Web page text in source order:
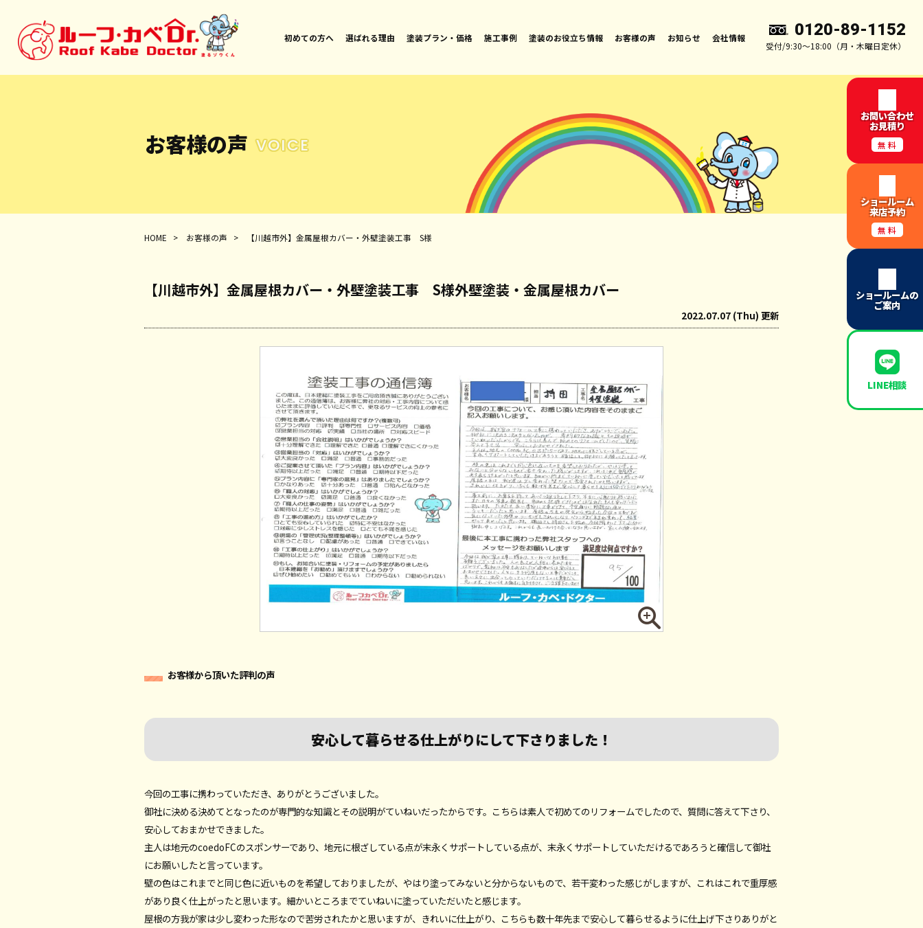
初めての方へ 選ばれる理由 塗装プラン・価格 施工事例 塗装のお役立ち情報 お客様の声 お知らせ 会社情報 0120-89-1152
受付/9:30～18:00（月・木曜日定休）
お客様の声 VOICE
HOME > お客様の声 > 【川越市外】金属屋根カバー・外壁塗装工事 S様
【川越市外】金属屋根カバー・外壁塗装工事 S様外壁塗装・金属屋根カバー
2022.07.07 (Thu) 更新
お客様から頂いた評判の声
安心して暮らせる仕上がりにして下さりました！
今回の工事に携わっていただき、ありがとうございました。
御社に決める決めてとなったのが専門的な知識とその説明がていねいだったからです。こちらは素人で初めてのリフォームでしたので、質問に答えて下さり、
安心しておまかせできました。
主人は地元のcoedoFCのスポンサーであり、地元に根ざしている点が末永くサポートしている点が、末永くサポートしていただけるであろうと確信して御社
にお願いしたと言っています。
壁の色はこれまでと同じ色に近いものを希望しておりましたが、やはり塗ってみないと分からないもので、若干変わった感じがしますが、これはこれで重厚感
があり良く仕上がったと思います。細かいところまでていねいに塗っていただいたと感じます。
屋根の方我が家は少し変わった形なので苦労されたかと思いますが、きれいに仕上がり、こちらも数十年先まで安心して暮らせるように仕上げ下さりありがと
お問い合わせ
お見積り
無料
ショールーム
来店予約
無料
ショールームの
ご案内
LINE相談